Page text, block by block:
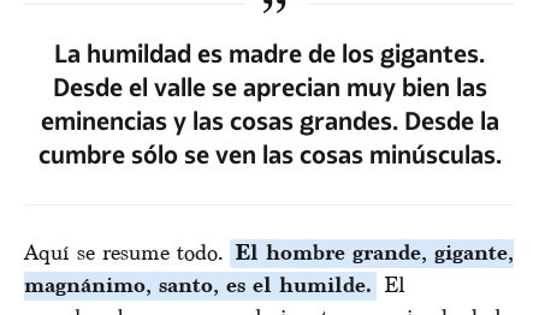
La humildad es madre de los gigantes.
Desde el valle se aprecian muy bien las
eminencias y las cosas grandes. Desde la
cumbre sólo se ven las cosas minúsculas.
Aquí se resume todo. El hombre grande, gigante,
magnánimo, santo, es el humilde. El